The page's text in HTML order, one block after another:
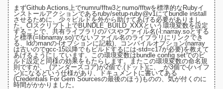
まずGithub Actions上でnumru/fftw3とnumo/fftwを標準的なRubyイ
ンストールアクションであるruby/setup-ruby@v1にてbundle install
させるために、少々ビルドを外から助けてあげる必要がありまし
た。 CIスクリプト上でBUNDLE_BUILD_XXXという環境変数を設定
する ことで、共有ライブラリのパスやファイル名(-l:narray.soとする
と標準(=libnarray.so)でないファイル名のライブラリにリンクでき
る、
ldのmanの-lオプションに記載)、コンパイルオプション(narray
は古いのでgcc-15以降でもビルドするには-std=c17が必要)を教えて
あげるようにしています。この環境変数は bundle config setでのビ
ルド設定 と同様の効果をもたらします。またこの環境変数の命名規
則ですが、_(アンダースコア)が2個で.(ドット)に、_が3個で-(ハイフ
ン)になるという仕様があり、 ドキュメントに書いてある
(Credentials For Gem Sourcesの最後のほう)ものの、気が付くのに
時間がかかりました。